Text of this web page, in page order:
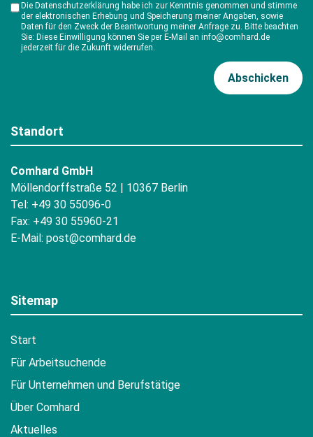
Die Datenschutzerklärung habe ich zur Kenntnis genommen und stimme
der elektronischen Erhebung und Speicherung meiner Angaben, sowie
Daten für den Zweck der Beantwortung meiner Anfrage zu. Bitte beachten
Sie: Diese Einwilligung können Sie per E-Mail an info@comhard.de
jederzeit für die Zukunft widerrufen.
Standort
Comhard GmbH
Möllendorffstraße 52 | 10367 Berlin
Tel: +49 30 55096-0
Fax: +49 30 55960-21
E-Mail: post@comhard.de
Sitemap
Start
Für Arbeitsuchende
Für Unternehmen und Berufstätige
Über Comhard
Aktuelles